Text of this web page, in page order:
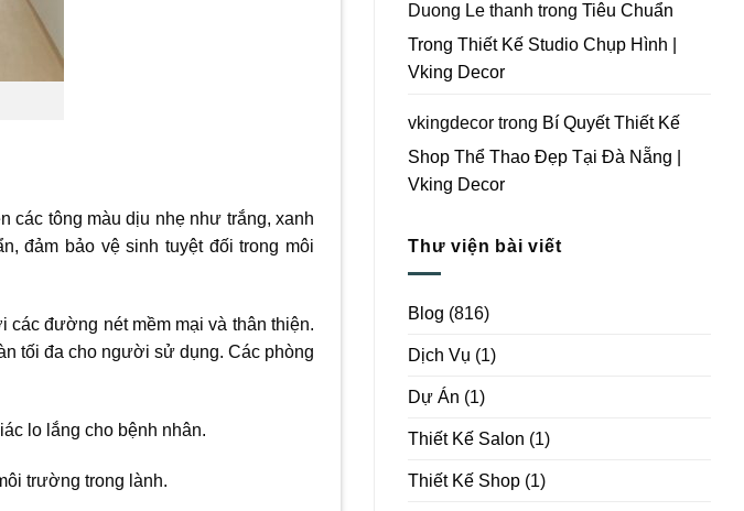
các tông màu dịu nhẹ như trắng, xanh
đảm bảo vệ sinh tuyệt đối trong môi
các đường nét mềm mại và thân thiện.
tối đa cho người sử dụng. Các phòng
lo lắng cho bệnh nhân.
trường trong lành.
Duong Le thanh trong Tiêu Chuẩn
Trong Thiết Kế Studio Chụp Hình |
Vking Decor
vkingdecor trong Bí Quyết Thiết Kế
Shop Thể Thao Đẹp Tại Đà Nẵng |
Vking Decor
Thư viện bài viết
Blog (816)
Dịch Vụ (1)
Dự Án (1)
Thiết Kế Salon (1)
Thiết Kế Shop (1)